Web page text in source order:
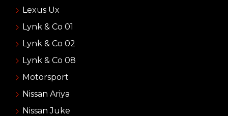
Lexus Ux
Lynk & Co 01
Lynk & Co 02
Lynk & Co 08
Motorsport
Nissan Ariya
Nissan Juke